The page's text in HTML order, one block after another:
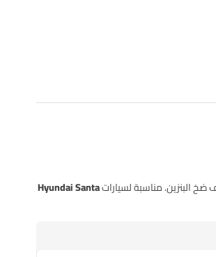
البنزين. مناسبة لسياراتHyundai Santa